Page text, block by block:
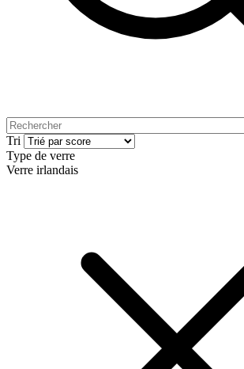
Tri
Type de verre
Verre irlandais